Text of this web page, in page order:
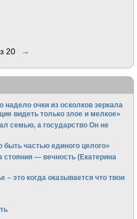
20 →
очки из осколков зеркала
видеть только злое и мелкое»
семью, а государство Он не
частью единого целого»
стояния — вечность (Екатерина
это когда оказывается что твои